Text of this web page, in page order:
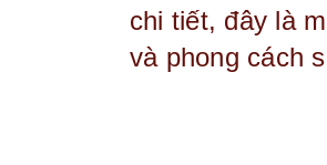
chi tiết, đây là
và phong cách